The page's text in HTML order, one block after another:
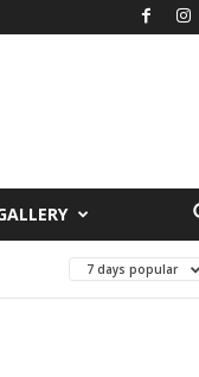
7 days popular